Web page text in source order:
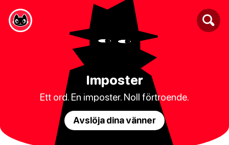
Imposter
Ett ord. En imposter. Noll förtroende.
Avslöja dina vänner